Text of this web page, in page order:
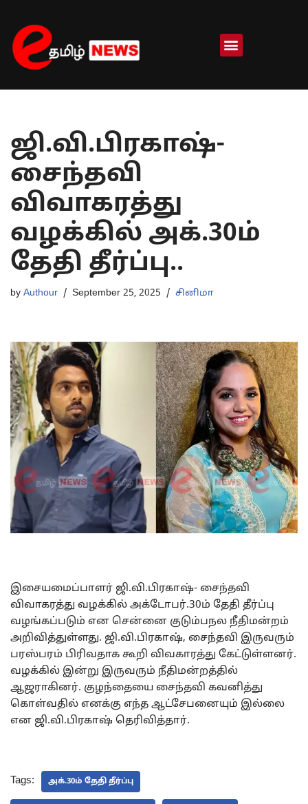
Skip
to
content
ஜி.வி.பிரகாஷ்-
சைந்தவி
விவாகரத்து
வழக்கில் அக்.30ம்
தேதி தீர்ப்பு..
by Authour September 25, 2025 சினிமா
இசையமைப்பாளர் ஜி.வி.பிரகாஷ்- சைந்தவி
விவாகரத்து வழக்கில் அக்டோபர்.30ம் தேதி தீர்ப்பு
வழங்கப்படும் என சென்னை குடும்பநல நீதிமன்றம்
அறிவித்துள்ளது. ஜி.வி.பிரகாஷ், சைந்தவி இருவரும்
பரஸ்பரம் பிரிவதாக கூறி விவகாரத்து கேட்டுள்ளனர்.
வழக்கில் இன்று இருவரும் நீதிமன்றத்தில்
ஆஜராகினர். குழந்தையை சைந்தவி கவனித்து
கொள்வதில் எனக்கு எந்த ஆட்சேபனையும் இல்லை
என ஜி.வி.பிரகாஷ் தெரிவித்தார்.
Tags: அக்.30ம் தேதி தீர்ப்பு